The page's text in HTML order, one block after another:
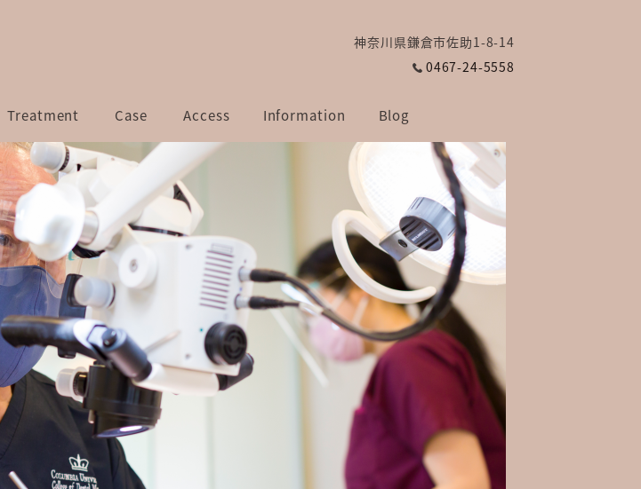
神奈川県鎌倉市佐助1-8-14
0467-24-5558
Treatment Case Access Information Blog